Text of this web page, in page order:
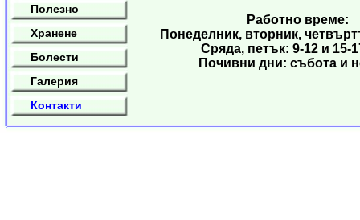
Полезно
Хранене
Болести
Галерия
Контакти
Работно време:
Понеделник, вторник,
Сряда, петък: 9-12 и 15-
Почивни дни: събота и